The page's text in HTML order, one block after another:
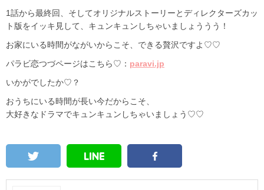
1話から最終回、そしてオリジナルストーリーとディレクターズカッ
ト版をイッキ見して、キュンキュンしちゃいましょううう！
お家にいる時間がながいからこそ、できる贅沢ですよ♡♡
パラビ恋つづページはこちら♡： paravi.jp
いかがでしたか♡？
おうちにいる時間が長い今だからこそ、
大好きなドラマでキュンキュンしちゃいましょう♡♡